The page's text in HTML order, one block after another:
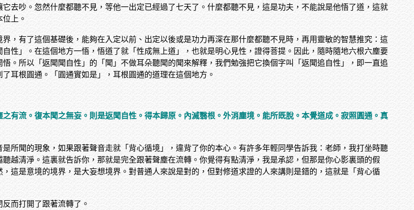
去吵。忽然什麼都聽不見，等他一出定已經過了七天了。什麼都聽不見，這是功夫，不能說是他悟了道，這就
上。
，有了這個基礎後，能夠在入定以前、出定以後或是功力再深在那什麼都聽不見時，再用靈敏的智慧推究：這
性」。在這個地方一悟，悟道了就「性成無上道」，也就是明心見性，證得菩提。因此，隨時隨地六根六塵要
。所以「返聞聞自性」的「聞」不做耳朵聽聞的聞來解釋，我們勉強把它換個字叫「返聞追自性」，即一直追
耳根圓通。「圓通實如是」，耳根圓通的道理在這個地方。
有流。復本聞之無妄。則是返聞自性。得本歸原。內滅翳根。外消塵境。能所既脫。本覺道成。寂照圓通。真
所聞的現象，如果跟著聲音走就「背心循境」，違背了你的本心。有許多年輕同學告訴我：老師，我打坐時聽
越清淨。這裏就告訴你，那就是完全跟著聲塵在流轉。你覺得有點清淨，我是承認，但那是你心影裏頭的假
這是意境的境界，是大妄想境界。對普通人來說是對的，但對修道求證的人來講則是錯的，這就是「背心循
而打開了跟著流轉了。